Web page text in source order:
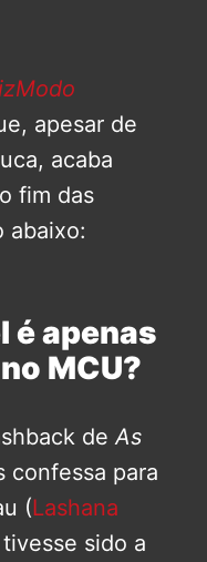
apesar de
acaba
fim das
abaixo:
é apenas
MCU?
deAs
confessa para
(Lashana
sido a